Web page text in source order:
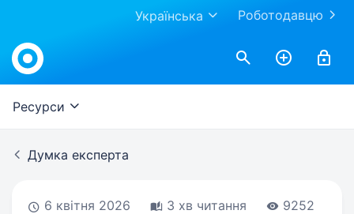
Роботодавцю
Українська
Work.ua
Ресурси
Думка експерта
6 квітня 2026 3 хв читання 9252